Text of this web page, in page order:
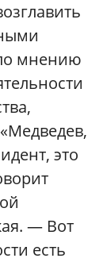
мнению
это
— Вот
есть